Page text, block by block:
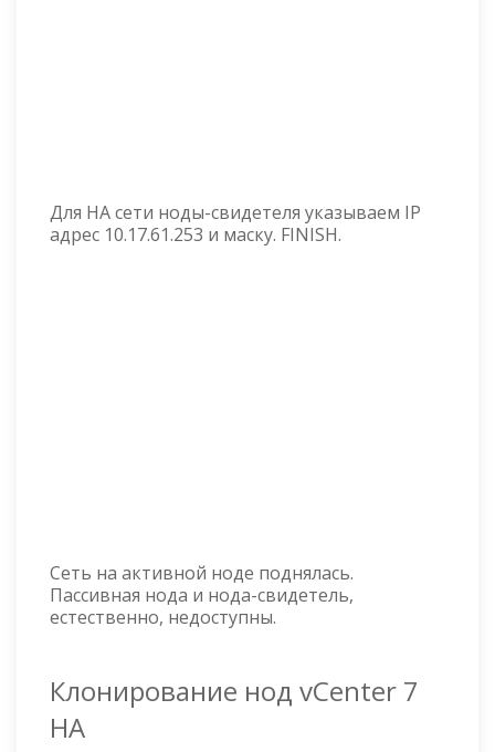
Для HA сети ноды-свидетеля указываем IP
адрес 10.17.61.253 и маску. FINISH.
Сеть на активной ноде поднялась.
Пассивная нода и нода-свидетель,
естественно, недоступны.
Клонирование нод vCenter 7
HA